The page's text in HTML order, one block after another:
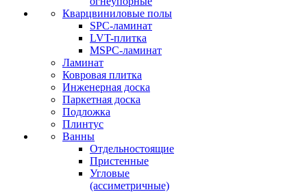
Кварцвиниловые полы
SPC-ламинат
LVT-плитка
MSPC-ламинат
Ламинат
Ковровая плитка
Инженерная доска
Паркетная доска
Подложка
Плинтус
Ванны
Отдельностоящие
Пристенные
Угловые
(ассиметричные)